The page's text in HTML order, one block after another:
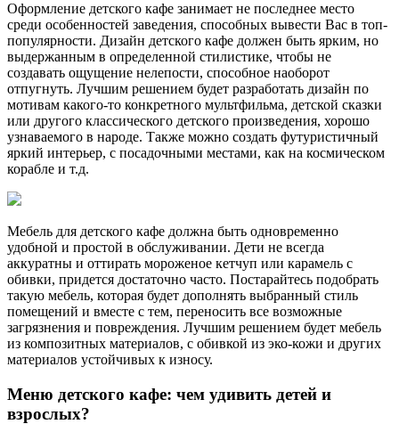
Оформление детского кафе занимает не последнее место
среди особенностей заведения, способных вывести Вас в топ-
популярности. Дизайн детского кафе должен быть ярким, но
выдержанным в определенной стилистике, чтобы не
создавать ощущение нелепости, способное наоборот
отпугнуть. Лучшим решением будет разработать дизайн по
мотивам какого-то конкретного мультфильма, детской сказки
или другого классического детского произведения, хорошо
узнаваемого в народе. Также можно создать футуристичный
яркий интерьер, с посадочными местами, как на космическом
корабле и т.д.
Мебель для детского кафе должна быть одновременно
удобной и простой в обслуживании. Дети не всегда
аккуратны и оттирать мороженое кетчуп или карамель с
обивки, придется достаточно часто. Постарайтесь подобрать
такую мебель, которая будет дополнять выбранный стиль
помещений и вместе с тем, переносить все возможные
загрязнения и повреждения. Лучшим решением будет мебель
из композитных материалов, с обивкой из эко-кожи и других
материалов устойчивых к износу.
Меню детского кафе: чем удивить детей и
взрослых?